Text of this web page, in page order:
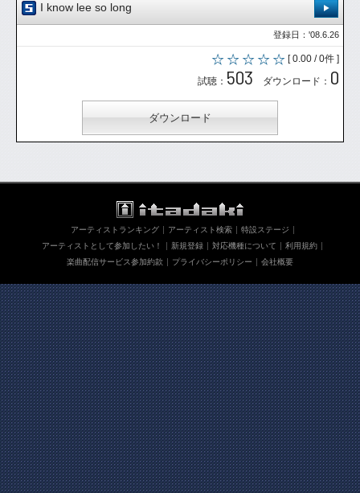
I know lee so long
登録日：'08.6.26
[ 0.00 / 0件 ]
試聴： 503 ダウンロード： 0
ダウンロード
アーティストランキング アーティスト検索
特設ステージ
アーティストとして参加したい！
新規登録 対応機種について
利用規約
楽曲配信サービス参加約款
プライバシーポリシー 会社概要